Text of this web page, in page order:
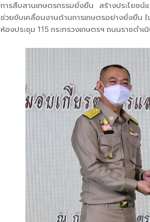
การสืบสานเกษตรกรรมยั่งยืน สร้างประโยชน์
ช่วยขับเคลื่อนงานด้านการเกษตรอย่างยั่งยืน
ห้องประชุม 115 กระทรวงเกษตรฯ ถนนราชดำเ